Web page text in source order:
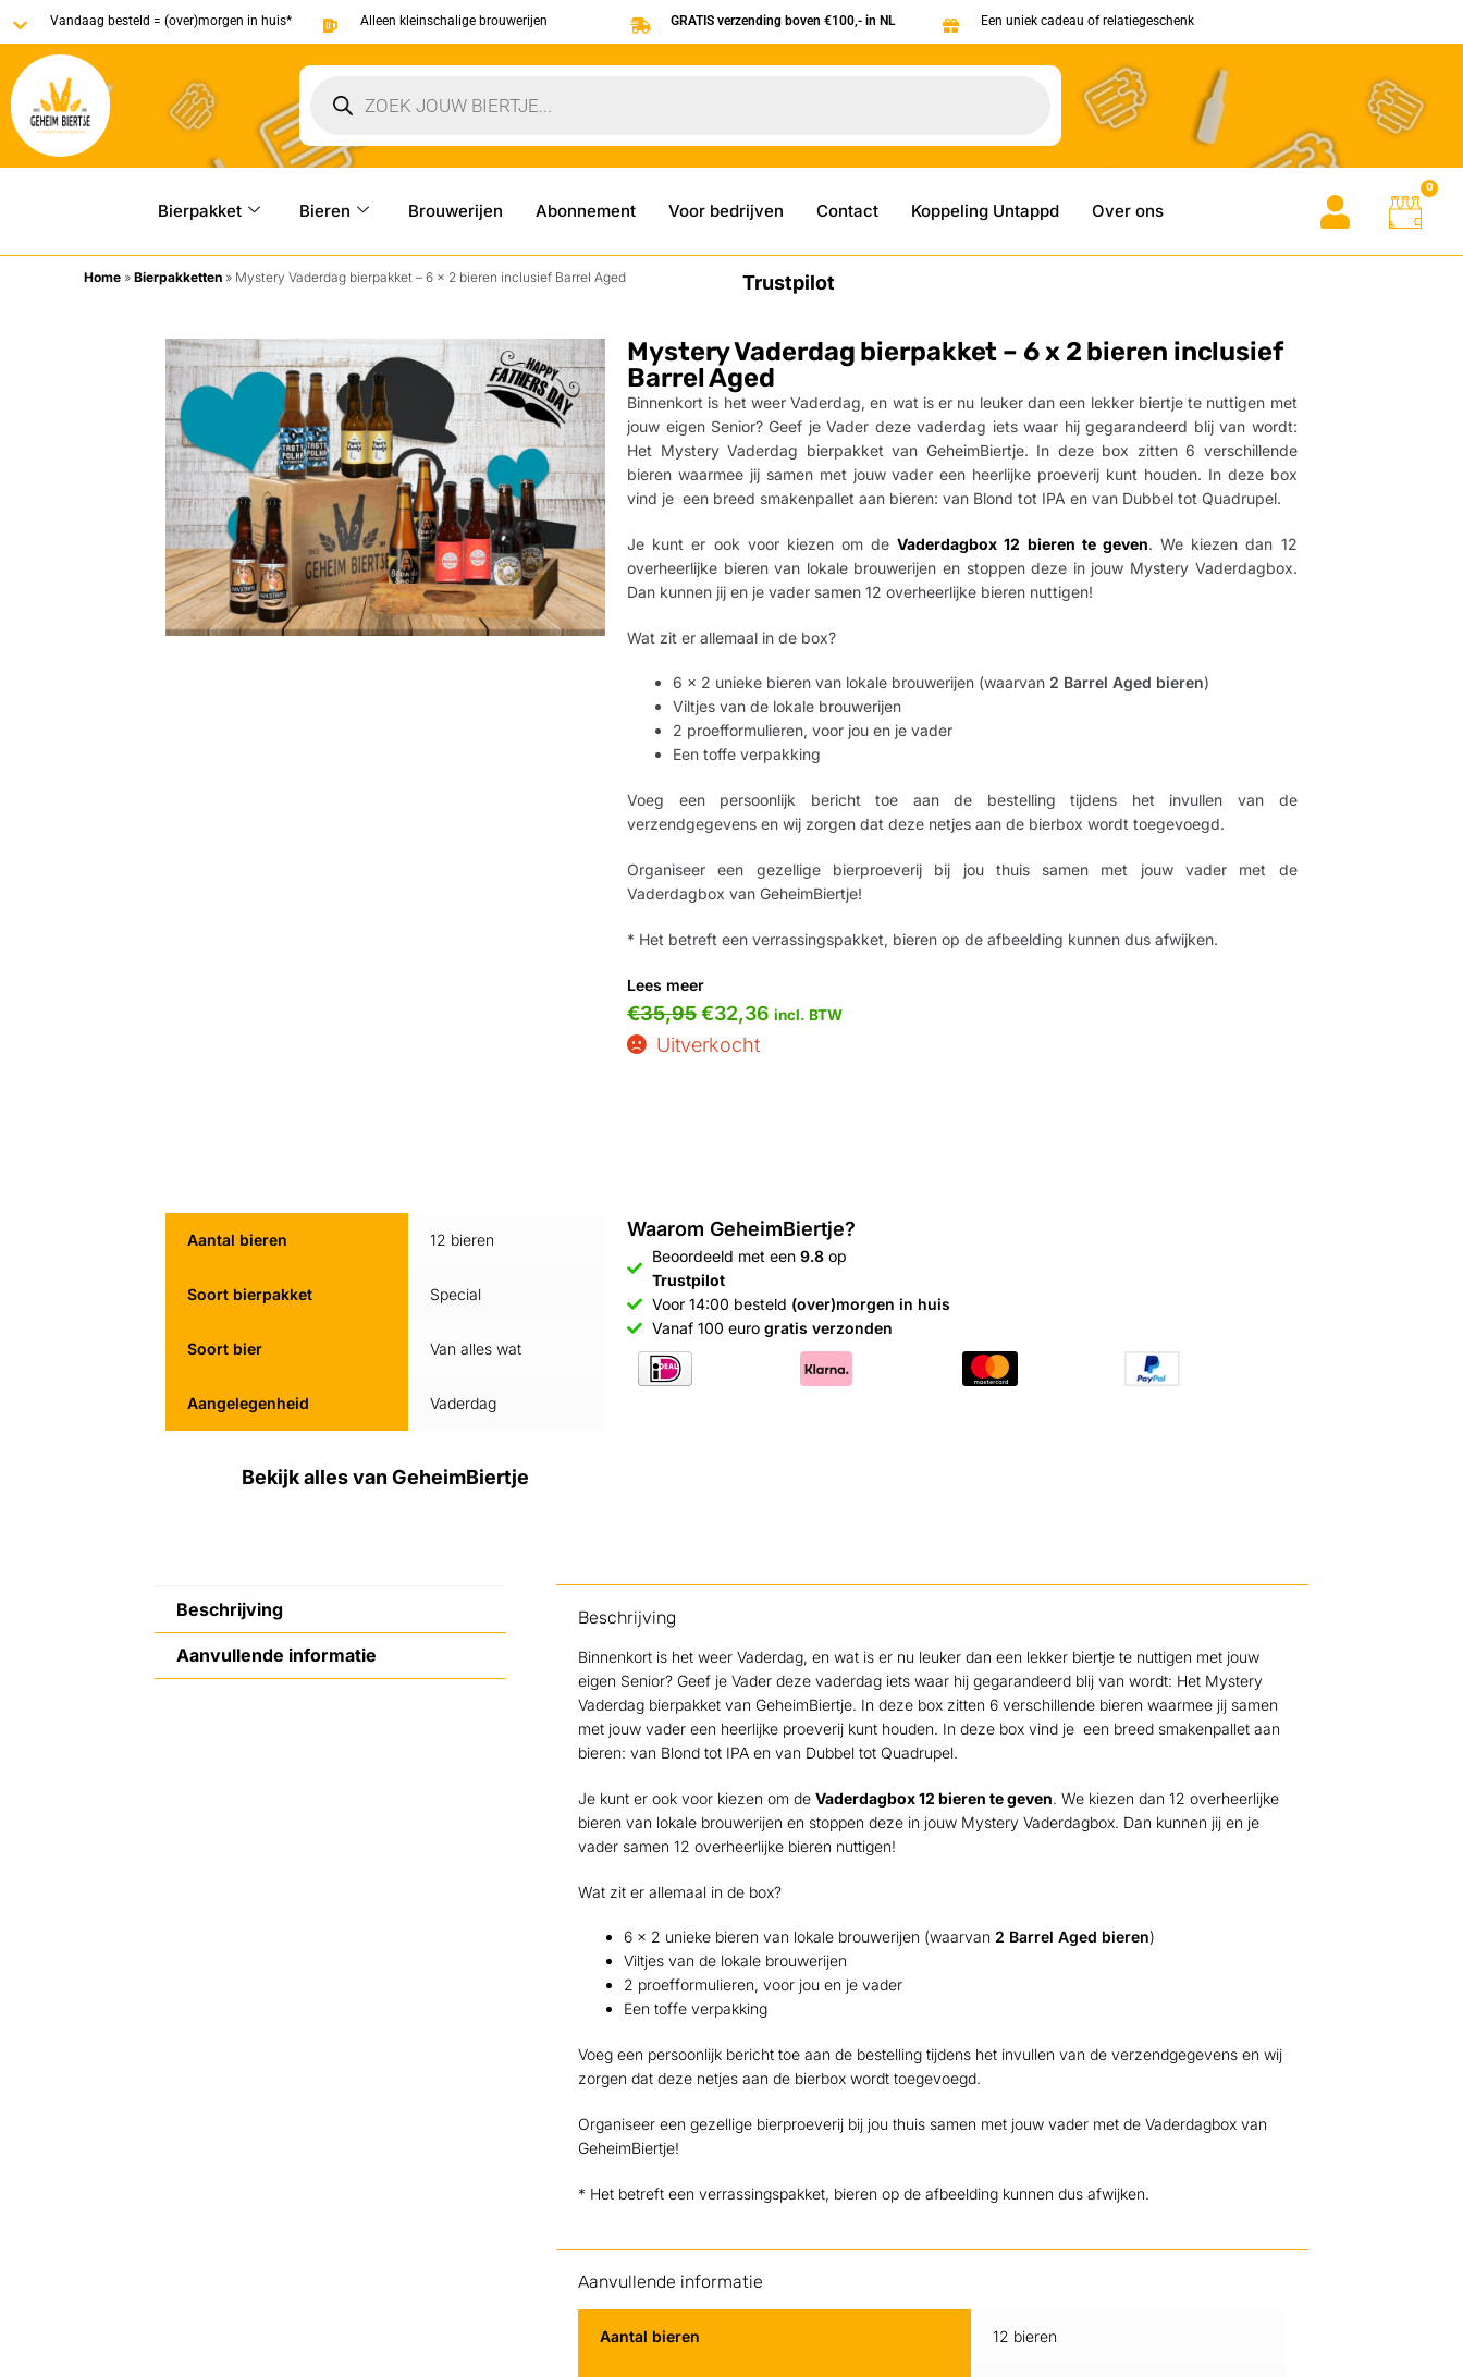
Vandaag besteld = (over)morgen in huis* Alleen kleinschalige brouwerijen GRATIS verzending boven €100,- in NL Een uniek cadeau of relatiegeschenk
Bierpakket Bieren Brouwerijen Abonnement Voor bedrijven Contact Koppeling Untappd Over ons
0
Home »Bierpakketten » Mystery Vaderdag bierpakket – 6 x 2 bieren inclusief Barrel Aged Trustpilot
Mystery Vaderdag bierpakket – 6 x 2 bieren inclusief
Barrel Aged
Binnenkort is het weer Vaderdag, en wat is er nu leuker dan een lekker biertje te nuttigen met
jouw eigen Senior? Geef je Vader deze vaderdag iets waar hij gegarandeerd blij van wordt:
Het Mystery Vaderdag bierpakket van GeheimBiertje. In deze box zitten 6 verschillende
bieren waarmee jij samen met jouw vader een heerlijke proeverij kunt houden. In deze box
vind je een breed smakenpallet aan bieren: van Blond tot IPA en van Dubbel tot Quadrupel.
Je kunt er ook voor kiezen om deVaderdagbox 12 bieren te geven. We kiezen dan 12
overheerlijke bieren van lokale brouwerijen en stoppen deze in jouw Mystery Vaderdagbox.
Dan kunnen jij en je vader samen 12 overheerlijke bieren nuttigen!
Wat zit er allemaal in de box?
6 x 2 unieke bieren van lokale brouwerijen (waarvan 2 Barrel Aged bieren)
Viltjes van de lokale brouwerijen
2 proefformulieren, voor jou en je vader
Een toffe verpakking
Voeg een persoonlijk bericht toe aan de bestelling tijdens het invullen van de
verzendgegevens en wij zorgen dat deze netjes aan de bierbox wordt toegevoegd.
Organiseer een gezellige bierproeverij bij jou thuis samen met jouw vader met de
Vaderdagbox van GeheimBiertje!
* Het betreft een verrassingspakket, bieren op de afbeelding kunnen dus afwijken.
Lees meer
€35,95€32,36 incl. BTW
Uitverkocht
Aantal bieren 12 bieren
Soort bierpakket Special
Soort bier Van alles wat
Aangelegenheid Vaderdag
Bekijk alles van GeheimBiertje
Waarom GeheimBiertje?
Beoordeeld met een 9.8op
Trustpilot
Voor 14:00 besteld (over)morgen in huis
Vanaf 100 euro gratis verzonden
Beschrijving
Aanvullende informatie
Beschrijving
Binnenkort is het weer Vaderdag, en wat is er nu leuker dan een lekker biertje te nuttigen met jouw
eigen Senior? Geef je Vader deze vaderdag iets waar hij gegarandeerd blij van wordt: Het Mystery
Vaderdag bierpakket van GeheimBiertje. In deze box zitten 6 verschillende bieren waarmee jij samen
met jouw vader een heerlijke proeverij kunt houden. In deze box vind je een breed smakenpallet aan
bieren: van Blond tot IPA en van Dubbel tot Quadrupel.
Je kunt er ook voor kiezen om de Vaderdagbox 12 bieren te geven. We kiezen dan 12 overheerlijke
bieren van lokale brouwerijen en stoppen deze in jouw Mystery Vaderdagbox. Dan kunnen jij en je
vader samen 12 overheerlijke bieren nuttigen!
Wat zit er allemaal in de box?
6 x 2 unieke bieren van lokale brouwerijen (waarvan 2 Barrel Aged bieren)
Viltjes van de lokale brouwerijen
2 proefformulieren, voor jou en je vader
Een toffe verpakking
Voeg een persoonlijk bericht toe aan de bestelling tijdens het invullen van de verzendgegevens en wij
zorgen dat deze netjes aan de bierbox wordt toegevoegd.
Organiseer een gezellige bierproeverij bij jou thuis samen met jouw vader met de Vaderdagbox van
GeheimBiertje!
* Het betreft een verrassingspakket, bieren op de afbeelding kunnen dus afwijken.
Aanvullende informatie
Aantal bieren 12 bieren